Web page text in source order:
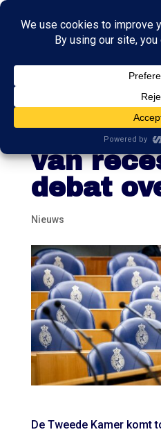
Tweede
keert
van
debat
Nieuws
De Tweede Kamer komt